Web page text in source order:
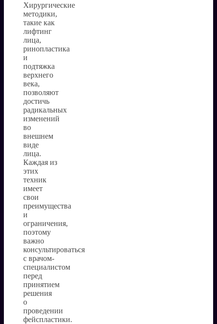
Хирургические
методики,
такие как
лифтинг
лица,
ринопластика
и
подтяжка
верхнего
века,
позволяют
достичь
радикальных
изменений
во
внешнем
виде
лица.
Каждая из
этих
техник
имеет
свои
преимущества
и
ограничения,
поэтому
важно
консультироваться
с врачом-
специалистом
перед
принятием
решения
о
проведении
фейспластики.